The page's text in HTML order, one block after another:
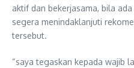
aktif dan bekerjasama, bila
segera menindaklanjuti
tersebut.
“saya tegaskan kepada wajib